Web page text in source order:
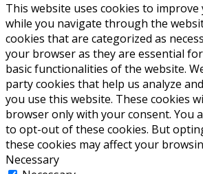
This website uses cookies to improve
while you navigate through the
cookies that are categorized as
your browser as they are essential
basic functionalities of the website.
party cookies that help us analyze
you use this website. These cookies
browser only with your consent. You
to opt-out of these cookies. But
these cookies may affect your
Necessary